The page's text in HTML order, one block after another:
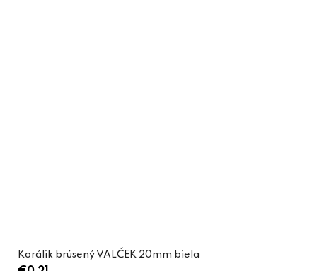
Korálik brúsený VALČEK 20mm biela